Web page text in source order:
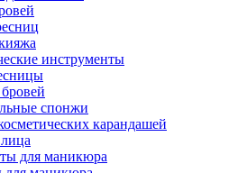
инструменты
спонжи
карандашей